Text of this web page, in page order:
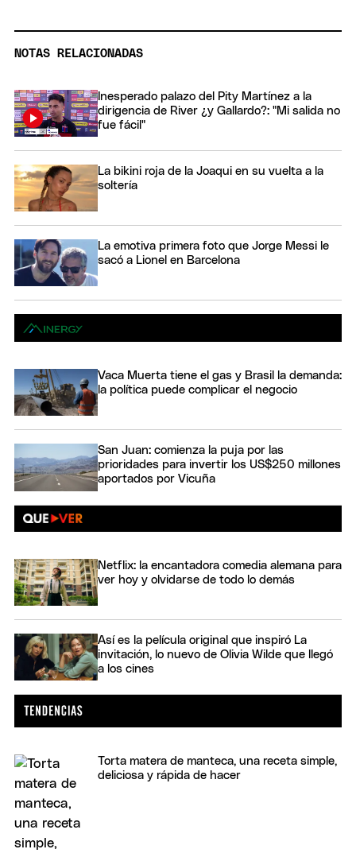
NOTAS RELACIONADAS
Inesperado palazo del Pity Martínez a la
dirigencia de River ¿y Gallardo?: "Mi salida no
fue fácil"
La bikini roja de la Joaqui en su vuelta a la
soltería
La emotiva primera foto que Jorge Messi le
sacó a Lionel en Barcelona
Vaca Muerta tiene el gas y Brasil la demanda:
la política puede complicar el negocio
San Juan: comienza la puja por las
prioridades para invertir los US$250 millones
aportados por Vicuña
Netflix: la encantadora comedia alemana para
ver hoy y olvidarse de todo lo demás
Así es la película original que inspiró La
invitación, lo nuevo de Olivia Wilde que llegó
a los cines
Torta matera de manteca, una receta simple,
deliciosa y rápida de hacer